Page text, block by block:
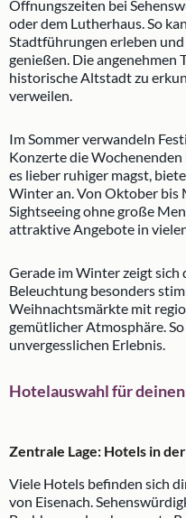
Öffnungszeiten bei
oder dem Lutherhaus. So
Stadtführungen erleben
genießen. Die angenehmen
historische Altstadt zu
verweilen.
Im Sommer verwandeln
Konzerte die
es lieber ruhiger magst,
Winter an. Von Oktober bis
Sightseeing ohne große
attraktive Angebote in
Gerade im Winter zeigt
Beleuchtung besonders
Weihnachtsmärkte mit
gemütlicher Atmosphäre.
unvergesslichen Erlebnis.
Hotelauswahl für
Zentrale Lage: Hotels in
Viele Hotels befinden sich
von Eisenach.